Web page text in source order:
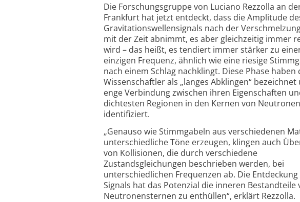
Die Forschungsgruppe von Luciano Rezzolla an
Frankfurt hat jetzt entdeckt, dass die Amplitude
Gravitationswellensignals nach der
mit der Zeit abnimmt, es aber gleichzeitig immer
wird – das heißt, es tendiert immer stärker zu
einzigen Frequenz, ähnlich wie eine riesige
nach einem Schlag nachklingt. Diese Phase haben
Wissenschaftler als „langes Abklingen“ bezeichnet
enge Verbindung zwischen ihren Eigenschaften
dichtesten Regionen in den Kernen von
identifiziert.
„Genauso wie Stimmgabeln aus verschiedenen
unterschiedliche Töne erzeugen, klingen auch
von Kollisionen, die durch verschiedene
Zustandsgleichungen beschrieben werden, bei
unterschiedlichen Frequenzen ab. Die Entdeckung
Signals hat das Potenzial die inneren Bestandteile
Neutronensternen zu enthüllen“, erklärt Rezzolla.